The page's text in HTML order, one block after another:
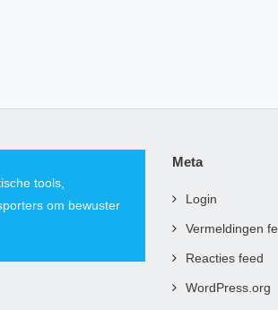
tools,
om bewuster
Meta
Login
Vermeldingen
Reacties feed
WordPress.org